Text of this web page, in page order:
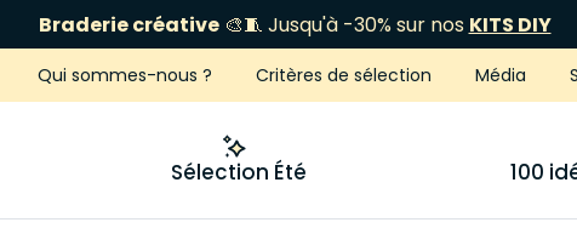
ÉCLIPSE 12 AOÛT Je fonce
Qui sommes-nous ? Critères de sélection Média
Sélection Été 100